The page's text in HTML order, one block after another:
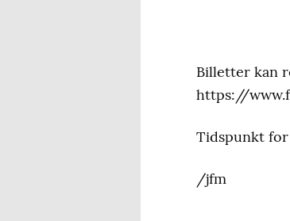
Billetter kan
https://
Tidspunkt for
/jfm